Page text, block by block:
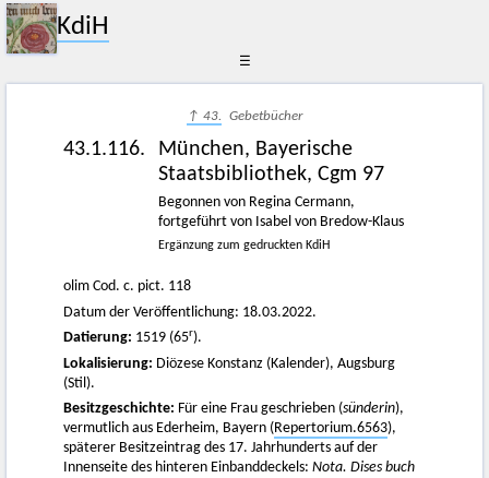
KdiH
☰
↑ 43. Gebetbücher
43.1.116.
München, Bayerische
Staatsbibliothek, Cgm 97
Begonnen von Regina Cermann,
fortgeführt von Isabel von Bredow-Klaus
Ergänzung zum gedruckten KdiH
olim Cod. c. pict. 118
Datum der Veröffentlichung: 18.03.2022.
Datierung: 1519 (65r).
Lokalisierung: Diözese Konstanz (Kalender), Augsburg
(Stil).
Besitzgeschichte: Für eine Frau geschrieben (sünderin),
vermutlich aus Ederheim, Bayern (Repertorium.6563),
späterer Besitzeintrag des 17. Jahrhunderts auf der
Innenseite des hinteren Einbanddeckels: Nota. Dises buch